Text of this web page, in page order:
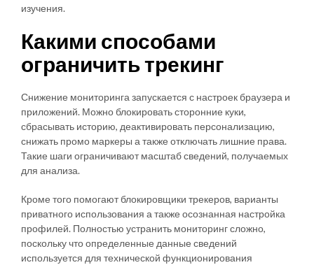
изучения.
Какими способами
ограничить трекинг
Снижение мониторинга запускается с настроек браузера и
приложений. Можно блокировать сторонние куки,
сбрасывать историю, деактивировать персонализацию,
снижать промо маркеры а также отключать лишние права.
Такие шаги ограничивают масштаб сведений, получаемых
для анализа.
Кроме того помогают блокировщики трекеров, варианты
приватного использования а также осознанная настройка
профилей. Полностью устранить мониторинг сложно,
поскольку что определенные данные сведений
используется для технической функционирования